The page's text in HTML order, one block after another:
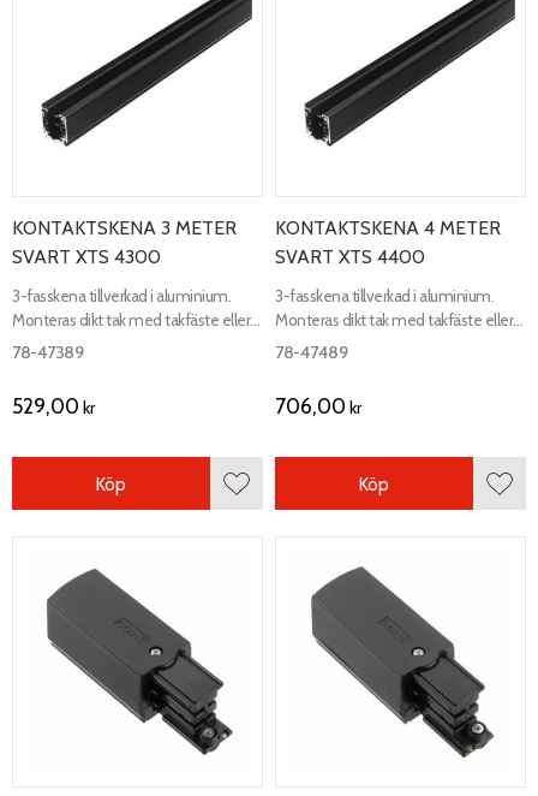
KONTAKTSKENA 3 METER
SVART XTS 4300
3-fasskena tillverkad i aluminium.
Monteras dikt tak med takfäste eller
med wirependling minst 2.2 meter
78-47389
529,00 kr
Lägg till i favoriter
Köp
KONTAKTSKENA 4 METER
SVART XTS 4400
3-fasskena tillverkad i aluminium.
Monteras dikt tak med takfäste eller
med wirependling minst 2.2 meter
78-47489
706,00 kr
Köp